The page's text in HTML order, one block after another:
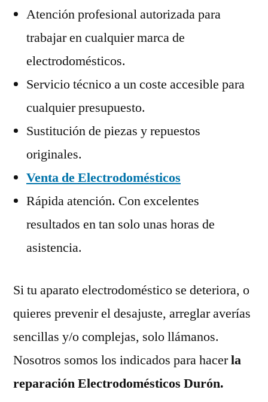
Atención profesional autorizada para
trabajar en cualquier marca de
electrodomésticos.
Servicio técnico a un coste accesible para
cualquier presupuesto.
Sustitución de piezas y repuestos
originales.
Venta de Electrodomésticos
Rápida atención. Con excelentes
resultados en tan solo unas horas de
asistencia.
Si tu aparato electrodoméstico se deteriora, o
quieres prevenir el desajuste, arreglar averías
sencillas y/o complejas, solo llámanos.
Nosotros somos los indicados para hacerla
reparación Electrodomésticos Durón.